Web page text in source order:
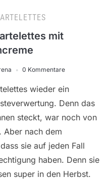
mit
0 Kommentare
wieder ein
Denn das
steckt, war noch von
Aber nach dem
sie auf jeden Fall
haben. Denn sie
super in den Herbst.